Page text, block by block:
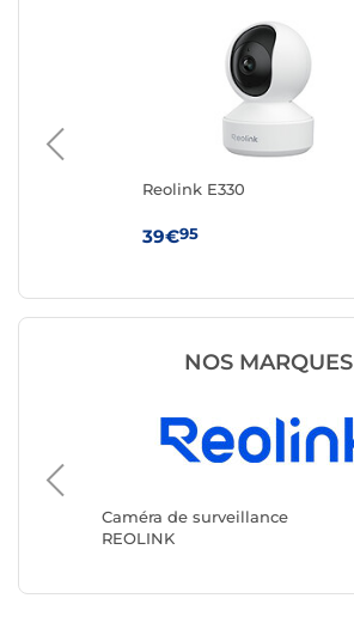
Reolink E330
39€95
NOS MARQUES
Caméra de surveillance
REOLINK